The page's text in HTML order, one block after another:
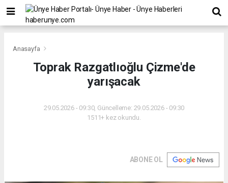
Anasayfa
Toprak Razgatlıoğlu Çizme'de
yarışacak
29.05.2026 - 09:30, Güncelleme: 29.05.2026 - 09:30
1511+ kez okundu.
ABONE OL